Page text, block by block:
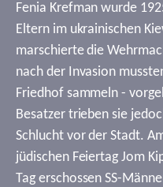
Fenia Krefman wurde
Eltern im ukrainischen
marschierte die
nach der Invasion
Friedhof sammeln -
Besatzer trieben sie
Schlucht vor der Stadt.
jüdischen Feiertag Jom
Tag erschossen SS-